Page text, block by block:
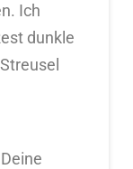
Ich
dunkle